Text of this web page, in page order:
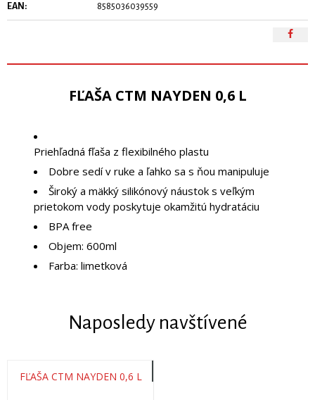
EAN: 8585036039559
FĽAŠA CTM NAYDEN 0,6 L
Priehľadná fľaša z flexibilného plastu
Dobre sedí v ruke a ľahko sa s ňou manipuluje
Široký a mäkký silikónový náustok s veľkým
prietokom vody poskytuje okamžitú hydratáciu
BPA free
Objem: 600ml
Farba: limetková
Naposledy navštívené
FĽAŠA CTM NAYDEN 0,6 L